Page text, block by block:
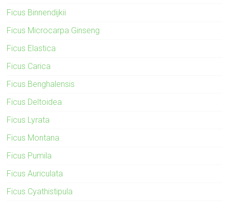
Ficus Binnendijkii
Ficus Microcarpa Ginseng
Ficus Elastica
Ficus Carica
Ficus Benghalensis
Ficus Deltoidea
Ficus Lyrata
Ficus Montana
Ficus Pumila
Ficus Auriculata
Ficus Cyathistipula